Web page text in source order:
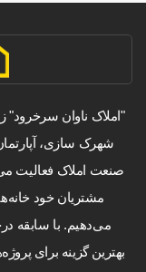
"املاک ناوان
شهرک سازی،
صنعت املاک فعالیت
مشتریان خود
می‌دهیم. با سابقه
بهترین گزینه برای